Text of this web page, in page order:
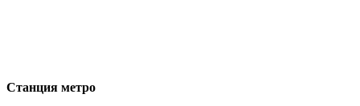
Станция метро